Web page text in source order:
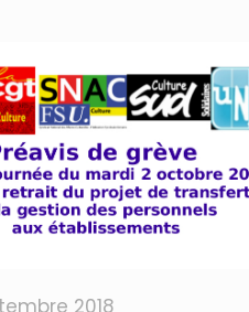
2018